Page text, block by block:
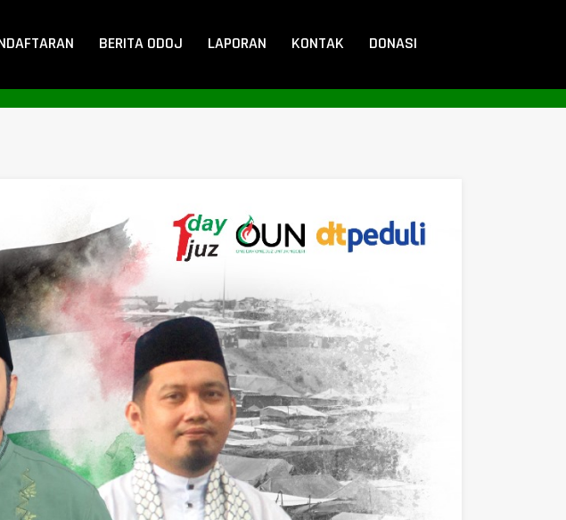
BERITA ODOJ LAPORAN KONTAK DONASI